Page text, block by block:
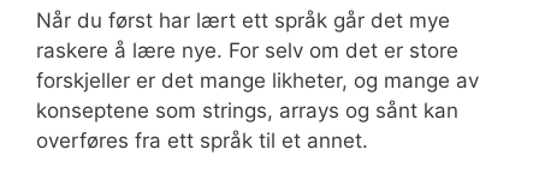
Når du først har lært ett språk går det mye
raskere å lære nye. For selv om det er store
forskjeller er det mange likheter, og mange av
konseptene som strings, arrays og sånt kan
overføres fra ett språk til et annet.